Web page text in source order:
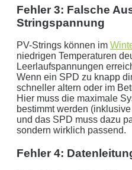
Fehler 3: Falsche
Stringspannung
PV-Strings können im
niedrigen Temperaturen
Leerlaufspannungen
Wenn ein SPD zu knapp
schneller altern oder im
Hier muss die maximale
bestimmt werden
und das SPD muss dazu
sondern wirklich passend.
Fehler 4: